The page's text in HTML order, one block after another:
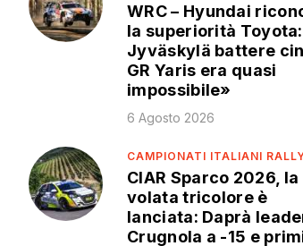
WRC – Hyundai
la superiorità
Jyväskylä battere
GR Yaris era quasi
impossibile»
6 Agosto 2026
CAMPIONATI ITALIANI
CIAR Sparco 2026, la
volata tricolore è
lanciata: Daprà
Crugnola a -15 e